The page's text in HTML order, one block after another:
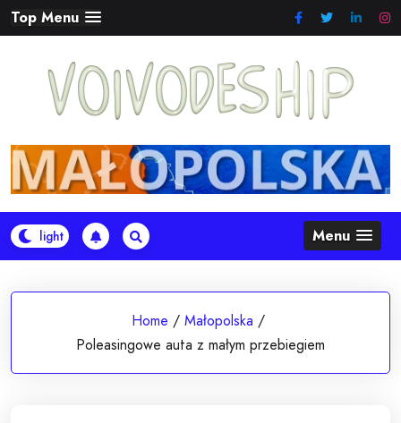
Skip
to
Top Menu
Menu
Home / Małopolska /
Poleasingowe auta z małym przebiegiem